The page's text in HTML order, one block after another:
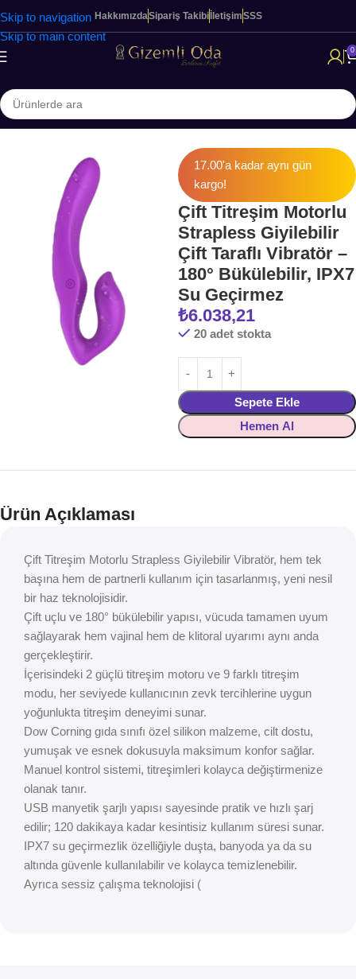
Skip to navigation
Skip to main content
HakkımızdaSipariş Takibi İletişimSSS
0
Ana Sayfa KADINLARA ÖZEL ÜRÜNLER Modern Vibratörler
17.00'a kadar aynı gün
kargo!
Çift Titreşim Motorlu
Strapless Giyilebilir
Çift Taraflı Vibratör –
180° Bükülebilir, IPX7
Su Geçirmez
₺6.038,21
20 adet stokta
Sepete Ekle
Hemen Al
Ürün Açıklaması
Çift Titreşim Motorlu Strapless Giyilebilir Vibratör, hem tek
başına hem de partnerli kullanım için tasarlanmış, yeni nesil
bir haz teknolojisidir.
Çift uçlu ve 180° bükülebilir yapısı, vücuda tamamen uyum
sağlayarak hem vajinal hem de klitoral uyarımı aynı anda
gerçekleştirir.
İçerisindeki 2 güçlü titreşim motoru ve 9 farklı titreşim
modu, her seviyede kullanıcının zevk tercihlerine uygun
yoğunlukta titreşim deneyimi sunar.
Dow Corning gıda sınıfı özel silikon malzeme, cilt dostu,
yumuşak ve esnek dokusuyla maksimum konfor sağlar.
Manuel kontrol sistemi, titreşimleri kolayca değiştirmenize
olanak tanır.
USB manyetik şarjlı yapısı sayesinde pratik ve hızlı şarj
edilir; 120 dakikaya kadar kesintisiz kullanım süresi sunar.
IPX7 su geçirmezlik özelliğiyle duşta, banyoda ya da su
altında güvenle kullanılabilir ve kolayca temizlenebilir.
Ayrıca sessiz çalışma teknolojisi (